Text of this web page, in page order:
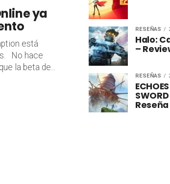
ya
está
No hace
la beta de...
RESEÑAS
Halo:
–
RESEÑAS
Reseña